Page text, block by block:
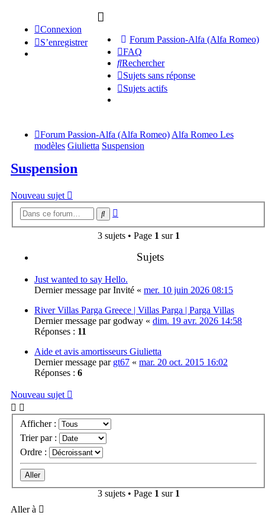
Forum Passion-Alfa (Alfa Romeo)
FAQ
Rechercher
Sujets sans réponse
Sujets actifs
Connexion
S’enregistrer
Forum Passion-Alfa (Alfa Romeo)Alfa Romeo Les
modèles Giulietta Suspension
Suspension
Nouveau sujet
Rechercher
3 sujets • Page 1 sur 1
Sujets
Just wanted to say Hello.
Dernier message parInvité « mer. 10 juin 2026 08:15
River Villas Parga Greece | Villas Parga | Parga Villas
Dernier message par godway « dim. 19 avr. 2026 14:58
Réponses : 11
Aide et avis amortisseurs Giulietta
Dernier message par gt67 « mar. 20 oct. 2015 16:02
Réponses : 6
Nouveau sujet
Afficher :
Trier par :
Ordre :
3 sujets • Page 1 sur 1
Aller à